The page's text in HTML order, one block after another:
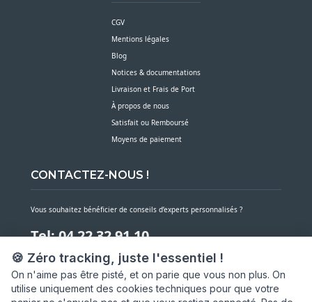
🍪 Zéro tracking, juste l'essentiel !
On n'aime pas être pisté, et on parie que vous non plus. On
utilise uniquement des cookies techniques pour que votre
CGV
Mentions légales
Blog
Notices & documentations
Livraison et Frais de Port
À propos de nous
Satisfait ou Remboursé
Moyens de paiement
CONTACTEZ-NOUS !
Vous souhaitez bénéficier de conseils d’experts personnalisés ?
Tel: 04 22 32 91 10
Notre service client est à votre écoute du lundi au vendredi de 7h30 à 16h
NOUS CONTACTER PAR MESSAGE